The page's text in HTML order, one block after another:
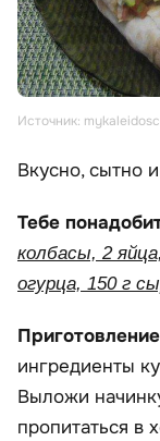
Источник:
Вкусно, сытно
Тебе
колбасы, 2
огурца, 150 г
ингредиенты
Выложи
пропитаться в